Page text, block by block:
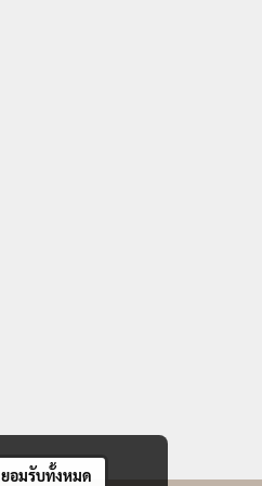
ยอมรับทั้งหมด